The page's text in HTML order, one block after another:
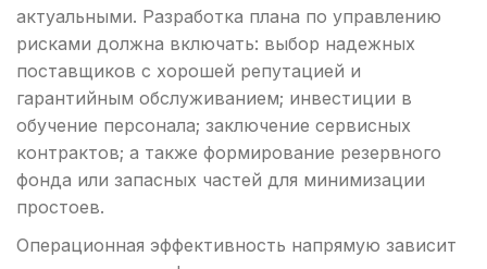
актуальными. Разработка плана по управлению
рисками должна включать: выбор надежных
поставщиков с хорошей репутацией и
гарантийным обслуживанием; инвестиции в
обучение персонала; заключение сервисных
контрактов; а также формирование резервного
фонда или запасных частей для минимизации
простоев.
Операционная эффективность напрямую зависит